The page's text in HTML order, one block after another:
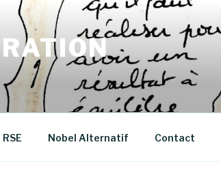
RSE Nobel Alternatif Contact